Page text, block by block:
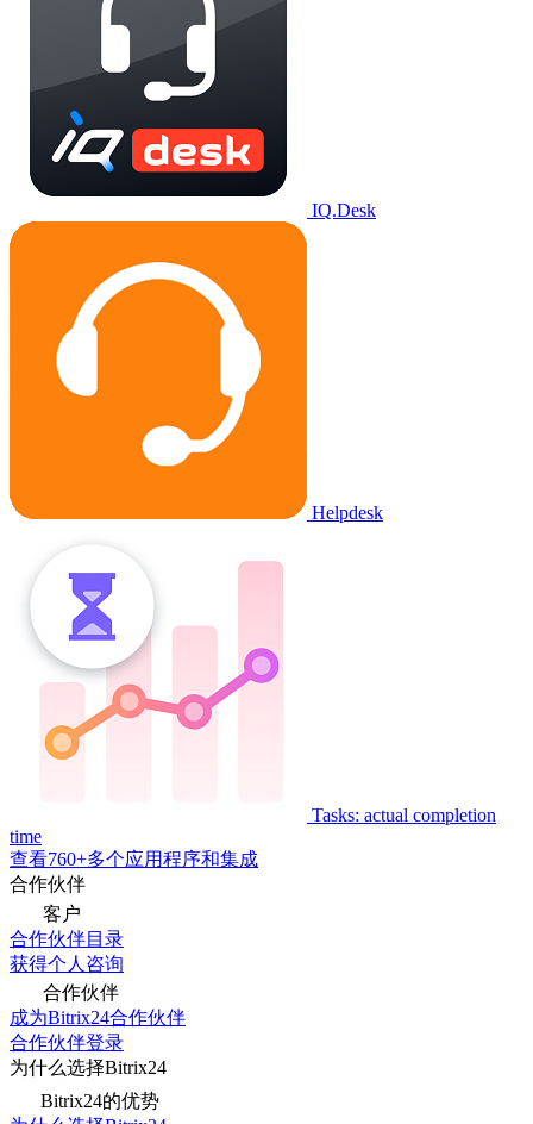
IQ.Desk
Helpdesk
Tasks: actual completion
time
查看760+多个应用程序和集成
合作伙伴
客户
合作伙伴目录
获得个人咨询
合作伙伴
成为Bitrix24合作伙伴
合作伙伴登录
为什么选择Bitrix24
Bitrix24的优势